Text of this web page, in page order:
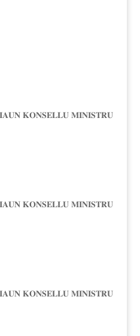
𝐊𝐎𝐍𝐒𝐄𝐋𝐋𝐔 𝐌𝐈𝐍𝐈𝐒𝐓𝐑𝐔
𝐊𝐎𝐍𝐒𝐄𝐋𝐋𝐔 𝐌𝐈𝐍𝐈𝐒𝐓𝐑𝐔
𝐊𝐎𝐍𝐒𝐄𝐋𝐋𝐔 𝐌𝐈𝐍𝐈𝐒𝐓𝐑𝐔